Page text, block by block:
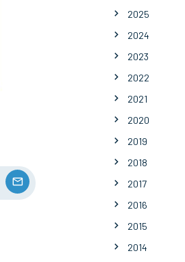
2025
2024
2023
2022
2021
2020
2019
2018
2017
2016
2015
2014